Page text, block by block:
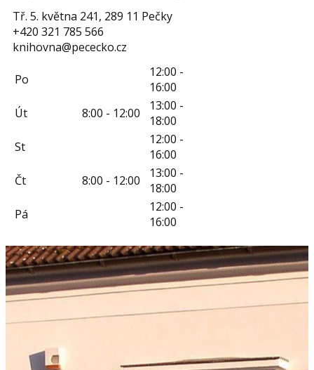
Tř. 5. května 241, 289 11 Pečky
+420 321 785 566
knihovna@pececko.cz
Po
12:00 -
16:00
Út
8:00 - 12:00
13:00 -
18:00
St
12:00 -
16:00
Čt
8:00 - 12:00
13:00 -
18:00
Pá
12:00 -
16:00